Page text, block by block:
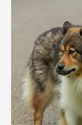
模板
頭像視頻